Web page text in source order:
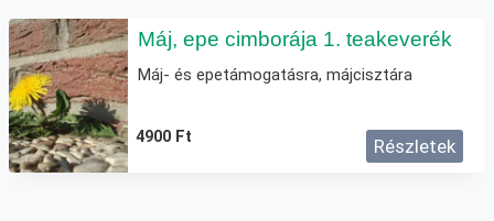
Máj, epe cimborája 1. teakeverék
Máj- és epetámogatásra, májcisztára
4900 Ft Részletek